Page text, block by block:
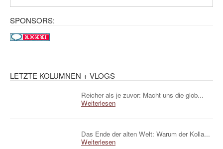
SPONSORS:
LETZTE KOLUMNEN + VLOGS
Reicher als je zuvor: Macht uns die glob...
Weiterlesen
Das Ende der alten Welt: Warum der Kolla...
Weiterlesen